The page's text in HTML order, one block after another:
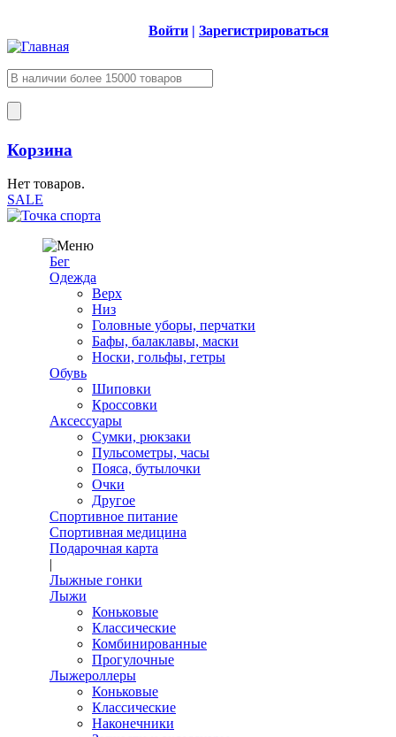
Войти | Зарегистрироваться
Корзина
Нет товаров.
SALE
Бег
Одежда
Верх
Низ
Головные уборы, перчатки
Бафы, балаклавы, маски
Носки, гольфы, гетры
Обувь
Шиповки
Кроссовки
Аксессуары
Сумки, рюкзаки
Пульсометры, часы
Пояса, бутылочки
Очки
Другое
Спортивное питание
Спортивная медицина
Подарочная карта
|
Лыжные гонки
Лыжи
Коньковые
Классические
Комбинированные
Прогулочные
Лыжероллеры
Коньковые
Классические
Наконечники